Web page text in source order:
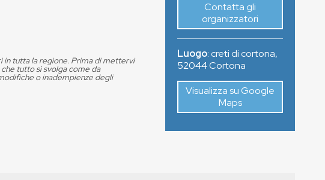
in tutta la regione. Prima di mettervi
tutto si svolga come da
o inadempienze degli
Contatta gli
organizzatori
Luogo: creti di cortona,
52044Cortona
Visualizza su Google
Maps